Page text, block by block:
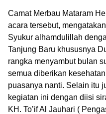
Camat Merbau Mataram
acara tersebut,
Syukur alhamdulillah
Tanjung Baru khususnya
rangka menyambut bulan
semua diberikan
puasanya nanti. Selain itu
kegiatan ini dengan diisi
KH. To’if Al Jauhari (